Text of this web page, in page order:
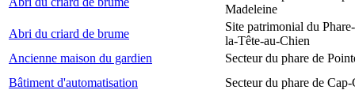
Madeleine
Abri du criard de brume
Site patrimonial du
la-Tête-au-Chien
Ancienne maison du gardien
Secteur du phare de
Bâtiment d'automatisation
Secteur du phare de Cap-